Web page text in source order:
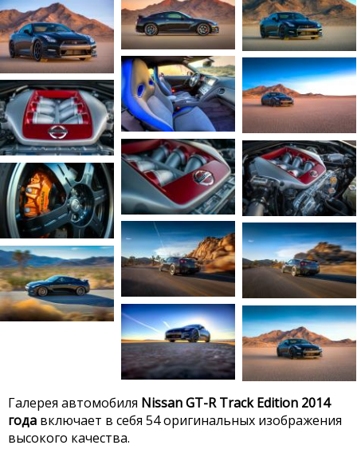
Галерея автомобиля Nissan GT-R Track Edition 2014
года включает в себя 54 оригинальных изображения
высокого качества.